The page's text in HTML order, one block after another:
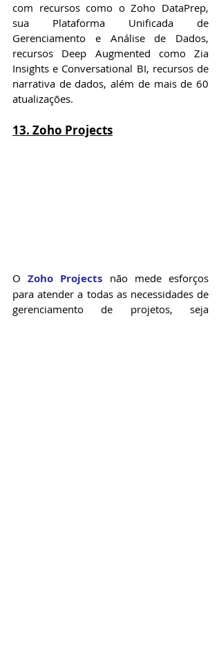
com recursos como o Zoho DataPrep,
sua Plataforma Unificada de
Gerenciamento e Análise de Dados,
recursos Deep Augmented como Zia
Insights e Conversational BI, recursos de
narrativa de dados, além de mais de 60
atualizações.
13. Zoho Projects
O Zoho Projects não mede esforços
para atender a todas as necessidades de
gerenciamento de projetos, seja